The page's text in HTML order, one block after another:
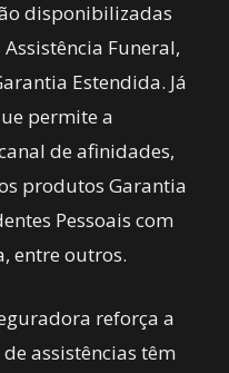
disponibilizadas
Funeral,
Estendida. Já
permite a
de afinidades,
produtos Garantia
Pessoais com
entre outros.
reforça a
assistências têm